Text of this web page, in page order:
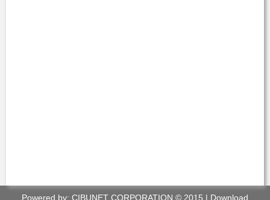
Powered by: CIBUNET CORPORATION © 2015 | Download